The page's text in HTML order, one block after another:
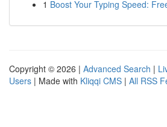
1 Boost Your Typing Speed:
Copyright © 2026 | Advanced Search |
Users | Made with Kliqqi CMS | All RSS